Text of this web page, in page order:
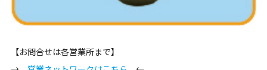
【お問合せは各営業所まで】